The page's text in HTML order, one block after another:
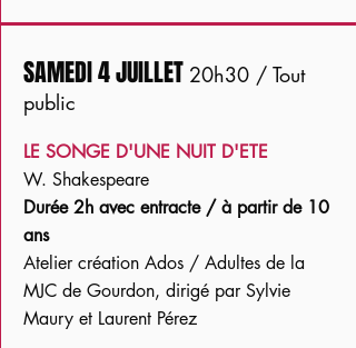
SAMEDI 4 JUILLET 20h30 / Tout
public
LE SONGE D'UNE NUIT D'ETE
W. Shakespeare
Durée 2h avec entracte / à partir de 10
ans
Atelier création Ados / Adultes de la
MJC de Gourdon, dirigé par Sylvie
Maury et Laurent Pérez